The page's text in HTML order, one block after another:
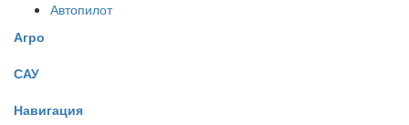
Автопилот
Агро
САУ
Навигация